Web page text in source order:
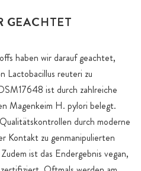
GEACHTET
haben wir darauf geachtet,
Lactobacillus reuteri zu
ist durch zahlreiche
Magenkeim H. pylori belegt.
durch moderne
Kontakt zu genmanipulierten
ist das Endergebnis vegan,